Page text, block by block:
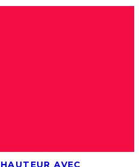
AVEC